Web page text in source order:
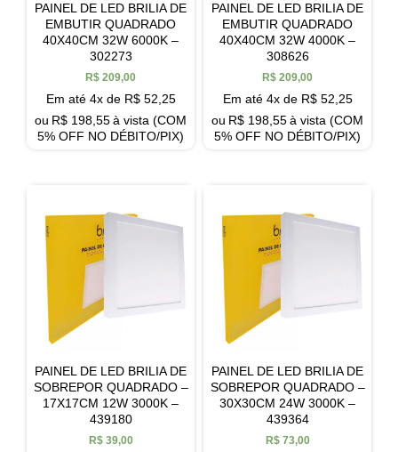
PAINEL DE LED BRILIA DE
EMBUTIR QUADRADO
40X40CM 32W 6000K –
302273
R$ 209,00
Em até 4x de R$52,25
ou R$ 198,55à vista (COM
5% OFF NO DÉBITO/PIX)
PAINEL DE LED BRILIA DE
EMBUTIR QUADRADO
40X40CM 32W 4000K –
308626
R$ 209,00
Em até 4x de R$52,25
ou R$ 198,55à vista (COM
5% OFF NO DÉBITO/PIX)
PAINEL DE LED BRILIA DE
SOBREPOR QUADRADO –
17X17CM 12W 3000K –
439180
R$39,00
PAINEL DE LED BRILIA DE
SOBREPOR QUADRADO –
30X30CM 24W 3000K –
439364
R$73,00